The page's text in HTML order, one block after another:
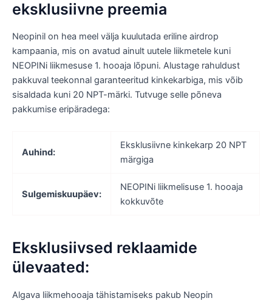
eksklusiivne preemia
Neopinil on hea meel välja kuulutada eriline airdrop
kampaania, mis on avatud ainult uutele liikmetele kuni
NEOPINi liikmesuse 1. hooaja lõpuni. Alustage rahuldust
pakkuval teekonnal garanteeritud kinkekarbiga, mis võib
sisaldada kuni 20 NPT-märki. Tutvuge selle põneva
pakkumise eripäradega:
Auhind:
Eksklusiivne kinkekarp 20 NPT
märgiga
Sulgemiskuupäev:
NEOPINi liikmelisuse 1. hooaja
kokkuvõte
Eksklusiivsed reklaamide
ülevaated:
Algava liikmehooaja tähistamiseks pakub Neopin